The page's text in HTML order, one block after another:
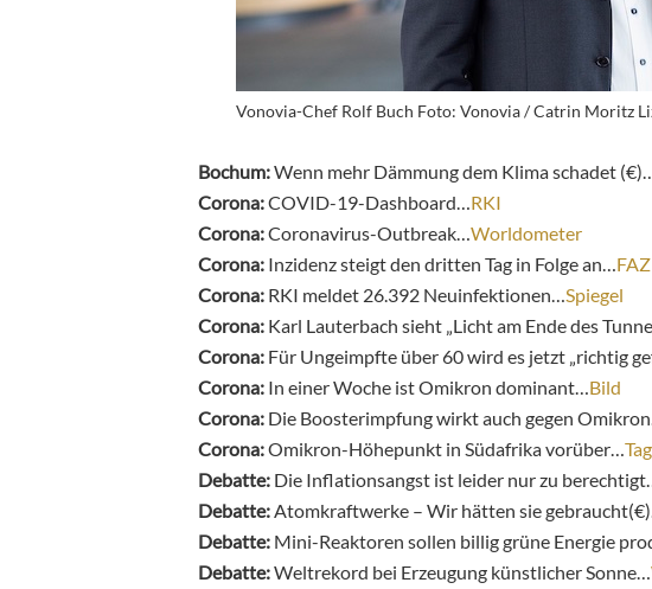
Vonovia-Chef Rolf Buch Foto: Vonovia / Catrin Moritz
Bochum:Wenn mehr Dämmung dem Klima schadet (€)…
Corona:COVID-19-Dashboard… RKI
Corona:Coronavirus-Outbreak… Worldometer
Corona: Inzidenz steigt den dritten Tag in Folge an… FAZ
Corona: RKI meldet 26.392 Neuinfektionen… Spiegel
Corona: Karl Lauterbach sieht „Licht am Ende des
Corona: Für Ungeimpfte über 60 wird es jetzt „richtig
Corona: In einer Woche ist Omikron dominant… Bild
Corona: Die Boosterimpfung wirkt auch gegen
Corona:Omikron-Höhepunkt in Südafrika vorüber…
Debatte: Die Inflationsangst ist leider nur zu berechtigt…
Debatte: Atomkraftwerke – Wir hätten sie
Debatte: Mini-Reaktoren sollen billig grüne Energie
Debatte:Weltrekord bei Erzeugung künstlicher Sonne…